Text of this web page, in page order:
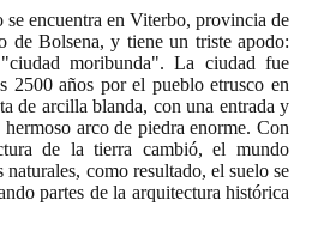
encuentra en Viterbo, provincia de
de Bolsena, y tiene un triste apodo:
moribunda". La ciudad fue
2500 años por el pueblo etrusco en
de arcilla blanda, con una entrada y
arco de piedra enorme. Con
de la tierra cambió, el mundo
naturales, como resultado, el suelo se
partes de la arquitectura histórica